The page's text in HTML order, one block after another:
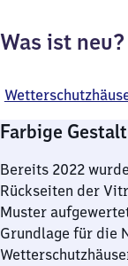
Was ist neu?
Farbige
Bereits 2022
Rückseiten der
Muster
Grundlage für die